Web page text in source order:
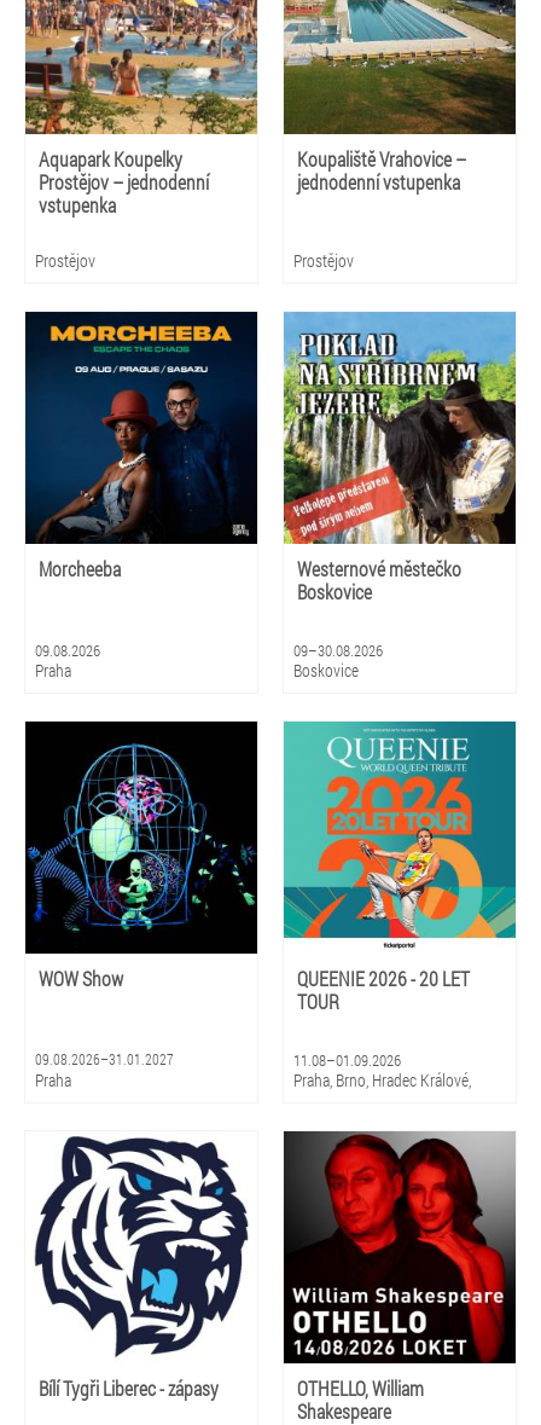
Aquapark Koupelky
Prostějov – jednodenní
vstupenka
Prostějov
Koupaliště Vrahovice –
jednodenní vstupenka
Prostějov
Morcheeba
09.08.2026
Praha
Westernové městečko
Boskovice
09–30.08.2026
Boskovice
WOW Show
09.08.2026–31.01.2027
Praha
QUEENIE 2026 - 20 LET
TOUR
11.08–01.09.2026
Praha, Brno, Hradec Králové,
Bílí Tygři Liberec - zápasy
OTHELLO, William
Shakespeare